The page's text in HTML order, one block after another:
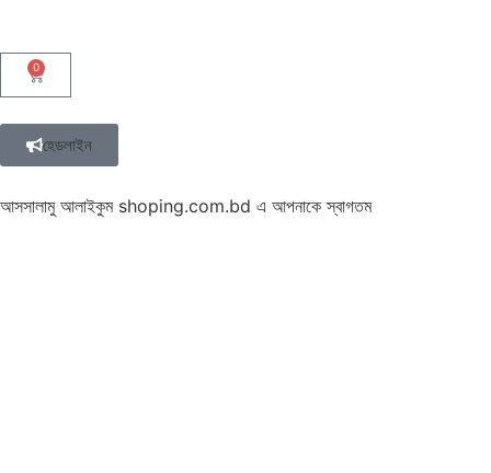
0
হেডলাইন
আসসালামু আলাইকুম shoping.com.bd এ আপনাকে স্বাগতম